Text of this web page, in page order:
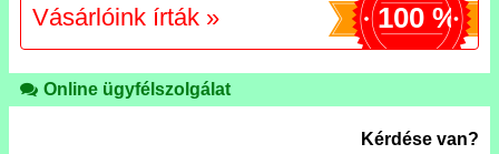
Vásárlóink írták » 100 %
Online ügyfélszolgálat
Kérdése van?